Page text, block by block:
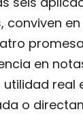
conviven
en
real
o